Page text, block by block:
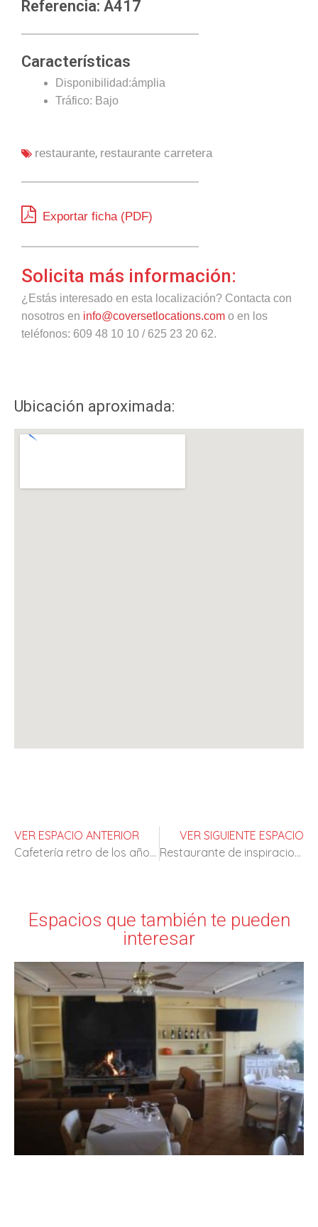
Referencia: A417
Características
Disponibilidad:ámplia
Tráfico: Bajo
restaurante, restaurante carretera
Exportar ficha (PDF)
Solicita más información:
¿Estás interesado en esta localización? Contacta con
nosotros en info@coversetlocations.com o en los
teléfonos: 609 48 10 10 / 625 23 20 62.
Ubicación aproximada:
VER ESPACIO ANTERIOR
Cafetería retro de los años 70
VER SIGUIENTE ESPACIO
Restaurante de inspiracion clasica
Espacios que también te pueden
interesar